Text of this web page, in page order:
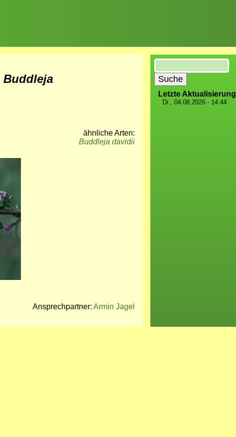
Buddleja
ähnliche Arten:
Buddleja davidii
Ansprechpartner: Armin Jagel
Suche
Letzte Aktualisierung
Di., 04.08.2026 - 14:44